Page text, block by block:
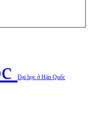
Đại học ở Hàn Quốc